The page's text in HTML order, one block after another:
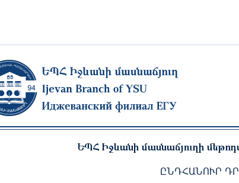
ԵՊՀ Իջևանի մասնաճյուղի
ԸՆԴՀԱՆՈՒՐ